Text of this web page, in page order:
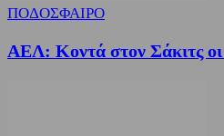
ΠΟΔΟΣΦΑΙΡΟ
ΑΕΛ: Κοντά στον Σάκιτς οι